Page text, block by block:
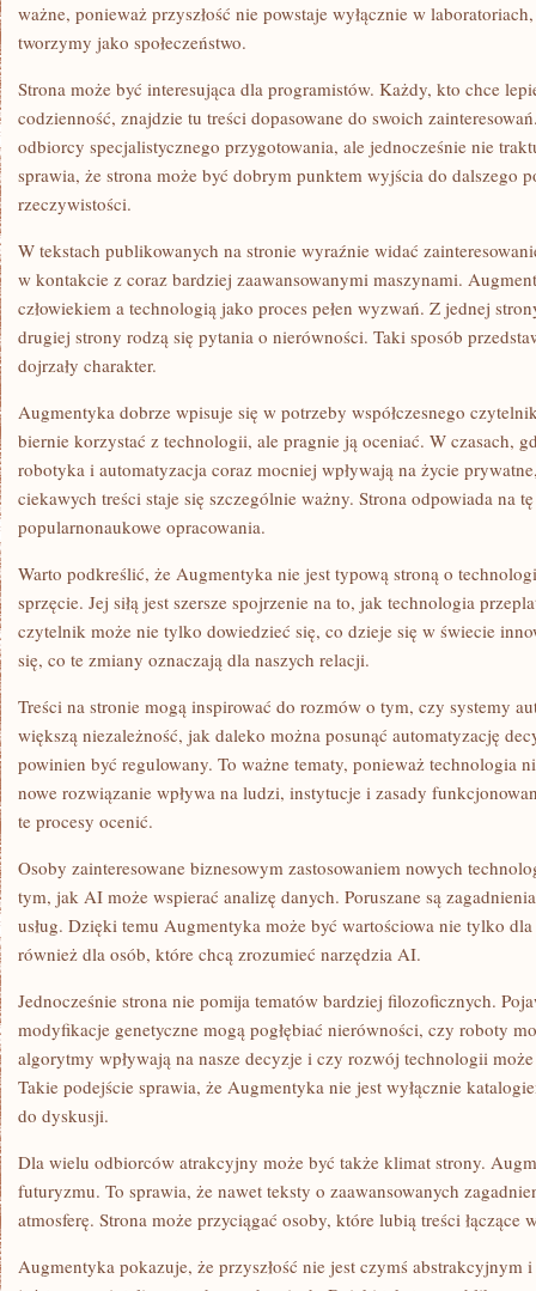
ważne, ponieważ przyszłość nie powstaje wyłącznie w
tworzymy jako społeczeństwo.
Strona może być interesująca dla programistów. Każdy, kto chce
codzienność, znajdzie tu treści dopasowane do swoich
odbiorcy specjalistycznego przygotowania, ale jednocześnie nie
sprawia, że strona może być dobrym punktem wyjścia do dalszego
rzeczywistości.
W tekstach publikowanych na stronie wyraźnie widać
w kontakcie z coraz bardziej zaawansowanymi maszynami.
człowiekiem a technologią jako proces pełen wyzwań. Z jednej
drugiej strony rodzą się pytania o nierówności. Taki sposób
dojrzały charakter.
Augmentyka dobrze wpisuje się w potrzeby współczesnego
biernie korzystać z technologii, ale pragnie ją oceniać. W czasach,
robotyka i automatyzacja coraz mocniej wpływają na życie
ciekawych treści staje się szczególnie ważny. Strona odpowiada na
popularnonaukowe opracowania.
Warto podkreślić, że Augmentyka nie jest typową stroną o
sprzęcie. Jej siłą jest szersze spojrzenie na to, jak technologia
czytelnik może nie tylko dowiedzieć się, co dzieje się w świecie
się, co te zmiany oznaczają dla naszych relacji.
Treści na stronie mogą inspirować do rozmów o tym, czy systemy
większą niezależność, jak daleko można posunąć automatyzację
powinien być regulowany. To ważne tematy, ponieważ technologia
nowe rozwiązanie wpływa na ludzi, instytucje i zasady
te procesy ocenić.
Osoby zainteresowane biznesowym zastosowaniem nowych
tym, jak AI może wspierać analizę danych. Poruszane są
usług. Dzięki temu Augmentyka może być wartościowa nie tylko
również dla osób, które chcą zrozumieć narzędzia AI.
Jednocześnie strona nie pomija tematów bardziej filozoficznych.
modyfikacje genetyczne mogą pogłębiać nierówności, czy roboty
algorytmy wpływają na nasze decyzje i czy rozwój technologii
Takie podejście sprawia, że Augmentyka nie jest wyłącznie
do dyskusji.
Dla wielu odbiorców atrakcyjny może być także klimat strony.
futuryzmu. To sprawia, że nawet teksty o zaawansowanych
atmosferę. Strona może przyciągać osoby, które lubią treści łączące
Augmentyka pokazuje, że przyszłość nie jest czymś abstrakcyjnym i